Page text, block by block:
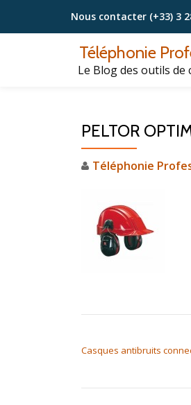
Aller
Nous contacter (+33) 3
Téléphonie
Le Blog des outils de
PELTOR
Téléphonie
Casques antibruits